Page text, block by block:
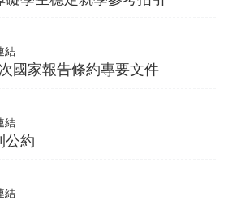
結
國家報告條約專要文件
結
公約
結